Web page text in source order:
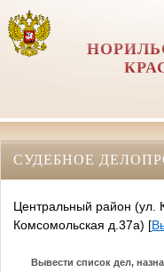
СУДЕБНОЕ
Центральный район (ул.
Комсомольская д.37а) [
Вывести список дел,